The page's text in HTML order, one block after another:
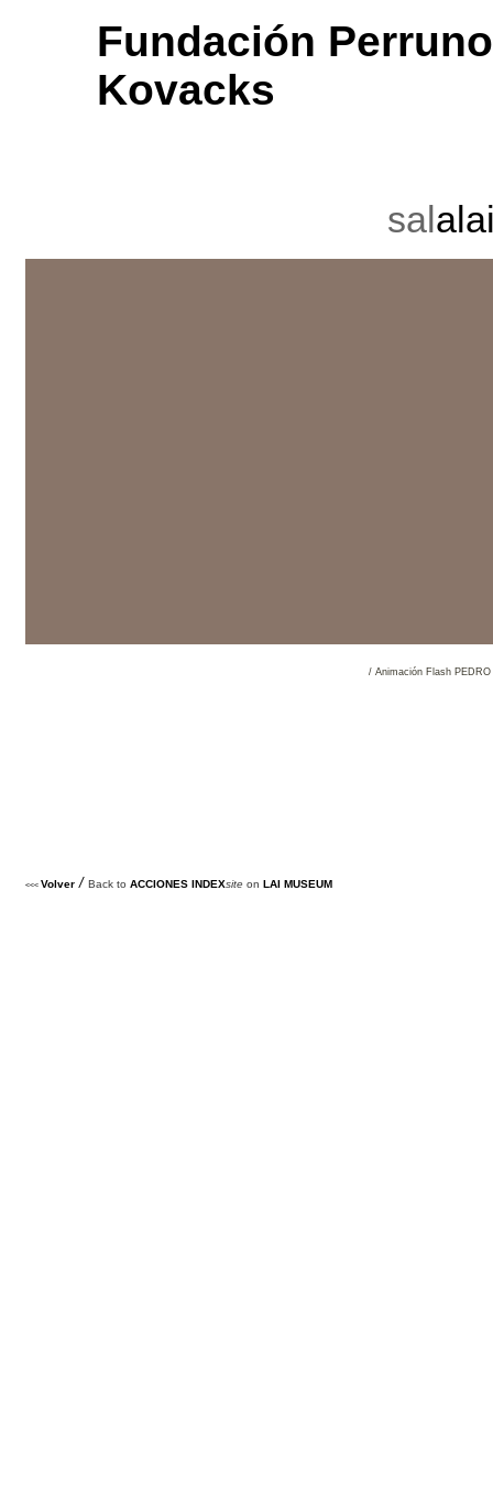
Fundación
Kovacks
sal
/ Animación Flash
<<< Volver / Back to ACCIONES INDEXsite on LAI MUSEUM